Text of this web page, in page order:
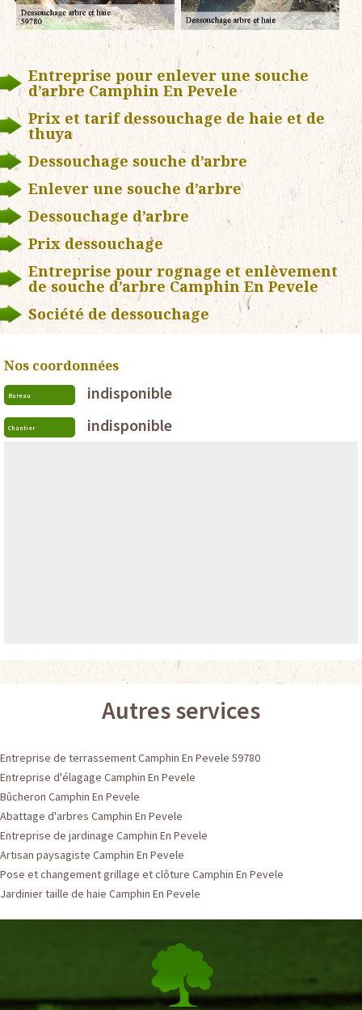
Entreprise pour enlever une souche
d’arbre Camphin En Pevele
Prix et tarif dessouchage de haie et de
thuya
Dessouchage souche d’arbre
Enlever une souche d’arbre
Dessouchage d’arbre
Prix dessouchage
Entreprise pour rognage et enlèvement
de souche d’arbre Camphin En Pevele
Société de dessouchage
Nos coordonnées
Bureau indisponible
Chantier indisponible
Autres services
Entreprise de terrassement Camphin En Pevele 59780
Entreprise d'élagage Camphin En Pevele
Bûcheron Camphin En Pevele
Abattage d'arbres Camphin En Pevele
Entreprise de jardinage Camphin En Pevele
Artisan paysagiste Camphin En Pevele
Pose et changement grillage et clôture Camphin En Pevele
Jardinier taille de haie Camphin En Pevele